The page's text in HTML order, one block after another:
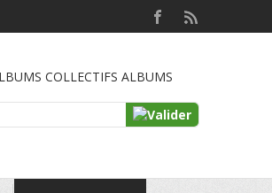
COLLECTIFS ALBUMS